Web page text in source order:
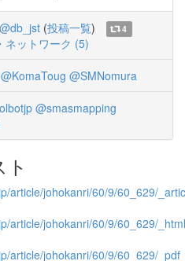
@db_jst (投稿一覧)
4
ネットワーク (5)
@KomaToug @SMNomura
@smasmapping
article/johokanri/60/9/60_629/
article/johokanri/60/9/60_629/
article/johokanri/60/9/60_629/_pdf